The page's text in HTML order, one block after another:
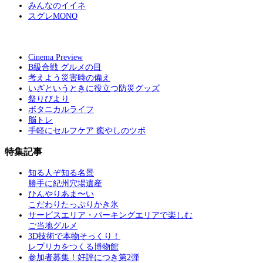
みんなのイイネ
スグレMONO
Cinema Preview
B級合戦 グルメの目
考えよう災害時の備え
いざというときに役立つ防災グッズ
祭りびより
ボタニカルライフ
脳トレ
手軽にセルフケア 癒やしのツボ
特集記事
知る人ぞ知る名景
勝手に紀州穴場遺産
ひんやりあま〜い
こだわりたっぷりかき氷
サービスエリア・パーキングエリアで楽しむ
ご当地グルメ
3D技術で本物そっくり！
レプリカをつくる博物館
参加者募集！好評につき第2弾